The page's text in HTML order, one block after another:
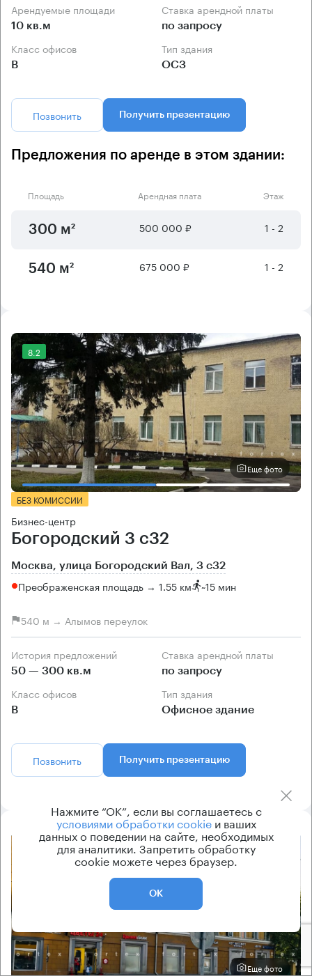
Арендуемые площади
10 кв.м
Ставка арендной платы
по запросу
Класс офисов
B
Тип здания
ОСЗ
Позвонить Получить презентацию
Предложения по аренде в этом здании:
Площадь Арендная плата Этаж
300 м² 500 000 ₽ 1 - 2
540 м² 675 000 ₽ 1 - 2
8.2
Еще фото
БЕЗ КОМИССИИ
Бизнес-центр
Богородский 3 с32
Москва, улица Богородский Вал, 3 с32
Преображенская площадь → 1.55 км ~15 мин
540 м → Алымов переулок
История предложений
50 — 300 кв.м
Ставка арендной платы
по запросу
Класс офисов
B
Тип здания
Офисное здание
Позвонить Получить презентацию
Еще фото
Нажмите “ОК”, если вы соглашаетесь с
условиями обработки cookieи ваших
данных о поведении на сайте, необходимых
для аналитики. Запретить обработку
cookie можете через браузер.
ОК